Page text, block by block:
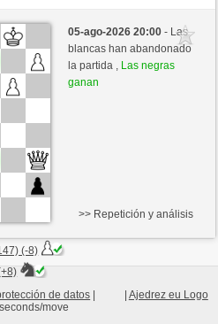
(+10)
10)
move
05-ago-2026 20:00- Las
blancas han abandonado
la partida , Las negras
ganan
(-8)
move
>> Repetición y análisis
Ajedrez eu Logo
de datos